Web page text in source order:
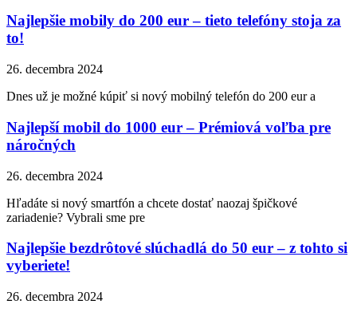
Najlepšie mobily do 200 eur – tieto telefóny stoja za
to!
26. decembra 2024
Dnes už je možné kúpiť si nový mobilný telefón do 200 eur a
Najlepší mobil do 1000 eur – Prémiová voľba pre
náročných
26. decembra 2024
Hľadáte si nový smartfón a chcete dostať naozaj špičkové
zariadenie? Vybrali sme pre
Najlepšie bezdrôtové slúchadlá do 50 eur – z tohto si
vyberiete!
26. decembra 2024